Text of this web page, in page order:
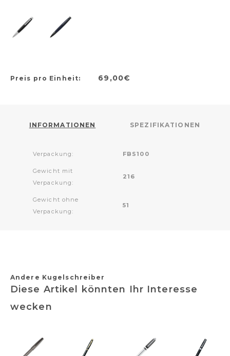
Preis pro Einheit: 69,00€
INFORMATIONEN SPEZIFIKATIONEN
Verpackung: FBS100
Gewicht mit
Verpackung:
216
Gewicht ohne
Verpackung:
51
Andere Kugelschreiber
Diese Artikel könnten Ihr Interesse
wecken